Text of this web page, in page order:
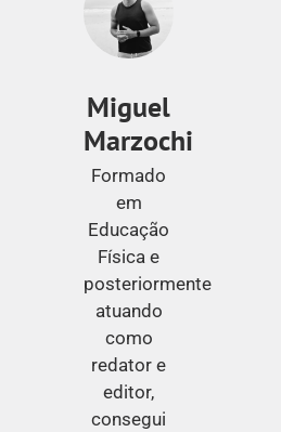
Miguel
Marzochi
Formado
em
Educação
Física e
posteriormente
atuando
como
redator e
editor,
consegui